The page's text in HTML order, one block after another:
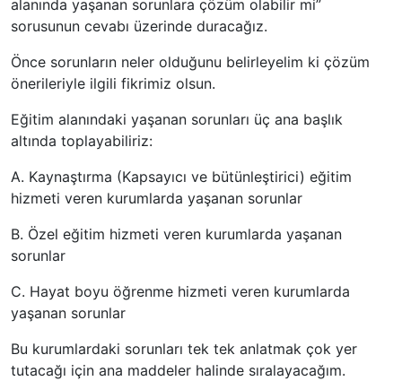
alanında yaşanan sorunlara çözüm olabilir mi”
sorusunun cevabı üzerinde duracağız.
Önce sorunların neler olduğunu belirleyelim ki çözüm
önerileriyle ilgili fikrimiz olsun.
Eğitim alanındaki yaşanan sorunları üç ana başlık
altında toplayabiliriz:
A. Kaynaştırma (Kapsayıcı ve bütünleştirici) eğitim
hizmeti veren kurumlarda yaşanan sorunlar
B. Özel eğitim hizmeti veren kurumlarda yaşanan
sorunlar
C. Hayat boyu öğrenme hizmeti veren kurumlarda
yaşanan sorunlar
Bu kurumlardaki sorunları tek tek anlatmak çok yer
tutacağı için ana maddeler halinde sıralayacağım.